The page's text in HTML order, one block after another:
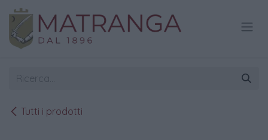
Passa al contenuto
Tutti i prodotti